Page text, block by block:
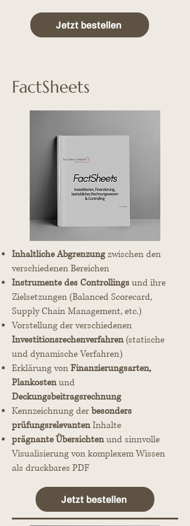
Jetzt bestellen
FactSheets
Inhaltliche Abgrenzungzwischen den
verschiedenen Bereichen
Instrumente des Controllingsund ihre
Zielsetzungen (Balanced Scorecard,
Supply Chain Management, etc.)
Vorstellung der verschiedenen
Investitionsrechenverfahren(statische
und dynamische Verfahren)
Erklärung vonFinanzierungsarten,
Plankostenund
Deckungsbeitragsrechnung
Kennzeichnung derbesonders
prüfungsrelevantenInhalte
prägnante Übersichtenund sinnvolle
Visualisierung von komplexem Wissen
als druckbares PDF
Jetzt bestellen